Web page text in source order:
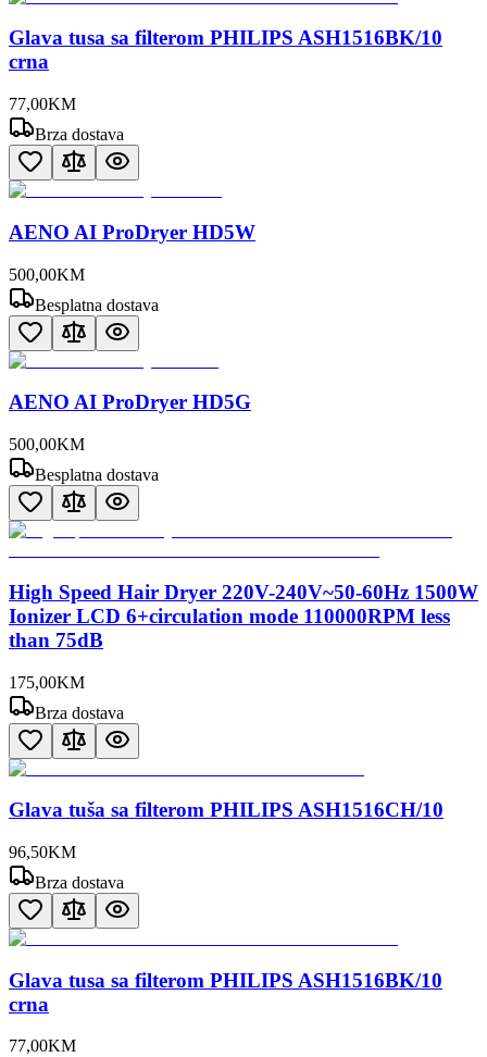
Glava tusa sa filterom PHILIPS ASH1516BK/10
crna
77,00KM
Brza dostava
AENO AI ProDryer HD5W
500,00KM
Besplatna dostava
AENO AI ProDryer HD5G
500,00KM
Besplatna dostava
High Speed Hair Dryer 220V-240V~50-60Hz 1500W
Ionizer LCD 6+circulation mode 110000RPM less
than 75dB
175,00KM
Brza dostava
Glava tuša sa filterom PHILIPS ASH1516CH/10
96,50KM
Brza dostava
Glava tusa sa filterom PHILIPS ASH1516BK/10
crna
77,00KM